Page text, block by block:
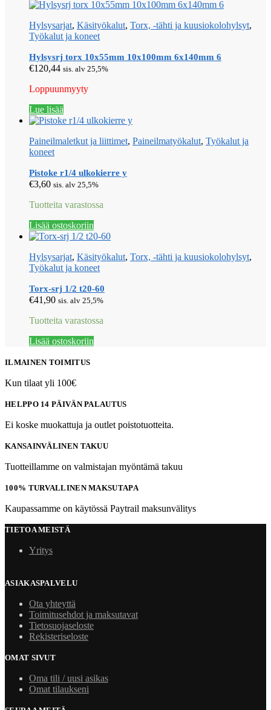
Hylsysarjat, Käsityökalut, Torx, -tähti ja kuusiokolohylsyt,
Työkalut ja koneet
Hylsysrj torx 10x55mm 10x100mm 6x140mm 6
€120,44 sis. alv 25,5%
Loppuunmyyty
Lue lisää
Paineilmaletkut ja liittimet, Paineilmatyökalut, Työkalut ja
koneet
Pistoke r1/4 ulkokierre y
€3,60 sis. alv 25,5%
Tuotteita varastossa
Lisää ostoskoriin
Hylsysarjat, Käsityökalut, Torx, -tähti ja kuusiokolohylsyt,
Työkalut ja koneet
Torx-srj 1/2 t20-60
€41,90 sis. alv 25,5%
Tuotteita varastossa
Lisää ostoskoriin
ILMAINEN TOIMITUS
Kun tilaat yli 100€
HELPPO 14 PÄIVÄN PALAUTUS
Ei koske muokattuja ja outlet poistotuotteita.
KANSAINVÄLINEN TAKUU
Tuotteillamme on valmistajan myöntämä takuu
100% TURVALLINEN MAKSUTAPA
Kaupassamme on käytössä Paytrail maksunvälitys
TIETOA MEISTÄ
Yritys
ASIAKASPALVELU
Ota yhteyttä
Toimitusehdot ja maksutavat
Tietosuojaseloste
Rekisteriseloste
OMAT SIVUT
Oma tili / uusi asikas
Omat tilaukseni